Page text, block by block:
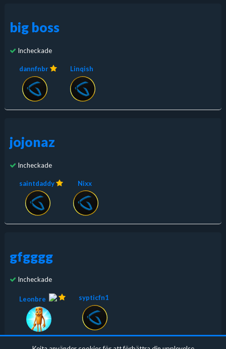
big boss
Incheckade
dannfnbr Linqish
jojonaz
Incheckade
saintdaddy Nixx
gfgggg
Incheckade
Leonbre sypticfn1